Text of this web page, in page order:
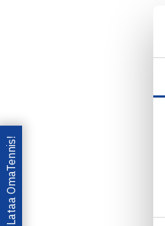
Lataa OmaTennis!